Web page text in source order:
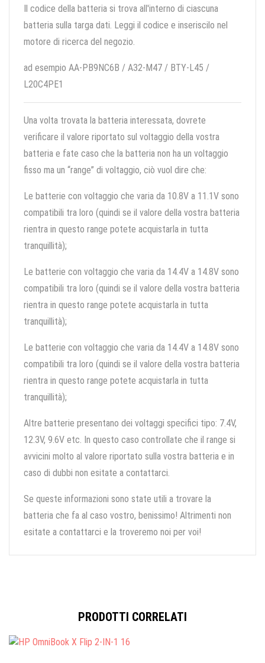
Il codice della batteria si trova all'interno di ciascuna
batteria sulla targa dati. Leggi il codice e inseriscilo nel
motore di ricerca del negozio.
ad esempio AA-PB9NC6B / A32-M47 / BTY-L45 /
L20C4PE1
Una volta trovata la batteria interessata, dovrete
verificare il valore riportato sul voltaggio della vostra
batteria e fate caso che la batteria non ha un voltaggio
fisso ma un “range” di voltaggio, ciò vuol dire che:
Le batterie con voltaggio che varia da 10.8V a 11.1V sono
compatibili tra loro (quindi se il valore della vostra batteria
rientra in questo range potete acquistarla in tutta
tranquillità);
Le batterie con voltaggio che varia da 14.4V a 14.8V sono
compatibili tra loro (quindi se il valore della vostra batteria
rientra in questo range potete acquistarla in tutta
tranquillità);
Le batterie con voltaggio che varia da 14.4V a 14.8V sono
compatibili tra loro (quindi se il valore della vostra batteria
rientra in questo range potete acquistarla in tutta
tranquillità);
Altre batterie presentano dei voltaggi specifici tipo: 7.4V,
12.3V, 9.6V etc. In questo caso controllate che il range si
avvicini molto al valore riportato sulla vostra batteria e in
caso di dubbi non esitate a contattarci.
Se queste informazioni sono state utili a trovare la
batteria che fa al caso vostro, benissimo! Altrimenti non
esitate a contattarci e la troveremo noi per voi!
PRODOTTI CORRELATI